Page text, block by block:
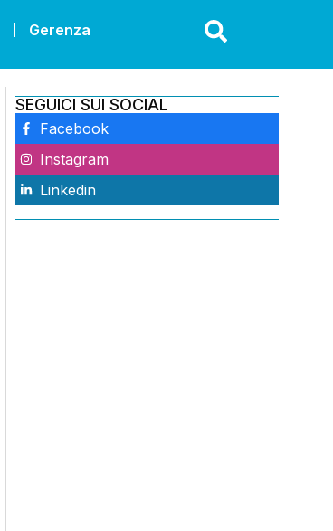
Gerenza
SEGUICI SUI SOCIAL
Facebook
Instagram
Linkedin